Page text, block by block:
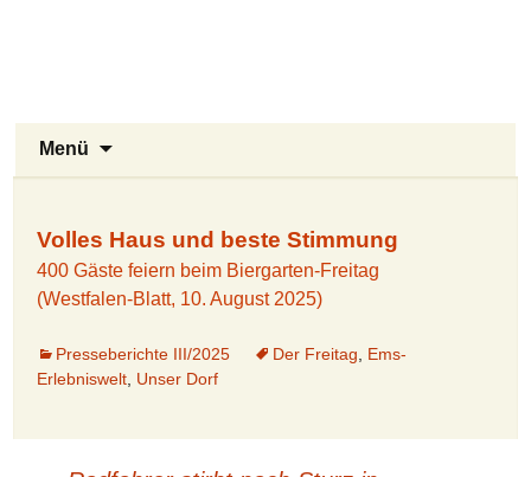
Menü
Volles Haus und beste Stimmung
400 Gäste feiern beim Biergarten-Freitag
(Westfalen-Blatt, 10. August 2025)
Presseberichte III/2025 Der Freitag
Ems-
Erlebniswelt Unser Dorf